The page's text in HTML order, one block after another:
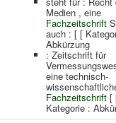
Medien , eine
Fachzeitschrift
auch : [ [
Abkürzung
: Zeitschrift für
eine technisch-
Fachzeitschrift [
Kategorie :